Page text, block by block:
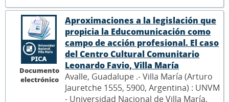
Documento
electrónico
Aproximaciones a la legislación que
propicia la Educomunicación como
campo de acción profesional. El caso
del Centro Cultural Comunitario
Leonardo Favio, Villa María
Avalle, Guadalupe .- Villa María (Arturo
Jauretche 1555, 5900, Argentina) : UNVM
- Universidad Nacional de Villa María,